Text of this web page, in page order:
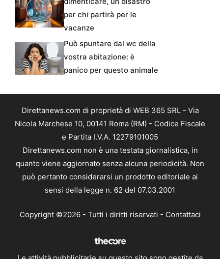
per chi partirà per le
vacanze
Può spuntare dal wc della
vostra abitazione: è
panico per questo animale
Direttanews.com di proprietà di WEB 365 SRL - Via
Nicola Marchese 10, 00141 Roma (RM) - Codice Fiscale
e Partita I.V.A. 12279101005
Direttanews.com non è una testata giornalistica, in
quanto viene aggiornato senza alcuna periodicità. Non
può pertanto considerarsi un prodotto editoriale ai
sensi della legge n. 62 del 07.03.2001
Copyright ©2026 - Tutti i diritti riservati - Contattaci